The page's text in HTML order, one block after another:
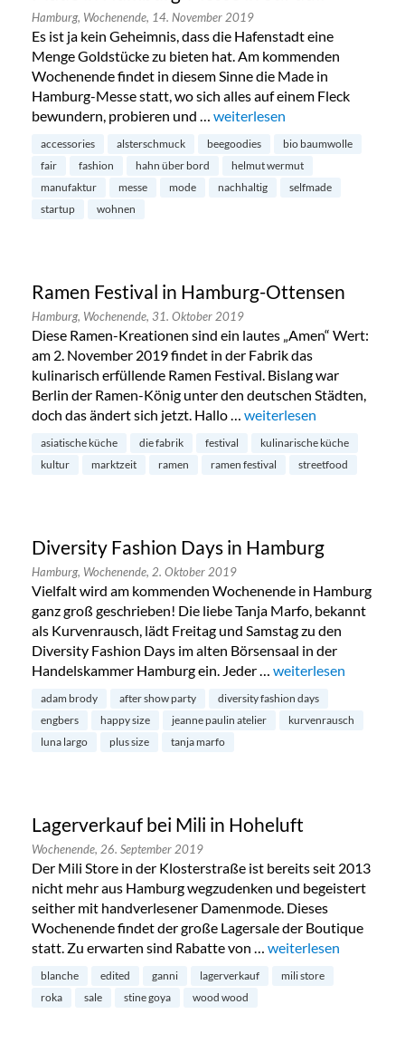
Hamburg, Wochenende, 14. November 2019
Es ist ja kein Geheimnis, dass die Hafenstadt eine
Menge Goldstücke zu bieten hat. Am kommenden
Wochenende findet in diesem Sinne die Made in
Hamburg-Messe statt, wo sich alles auf einem Fleck
bewundern, probieren und … „Made in Hamburg-Messe in
weiterlesen
accessories alsterschmuck beegoodies
bio baumwolle
fair
fashion hahn über bord
helmut wermut
manufaktur
messe mode nachhaltig
selfmade
startup
wohnen
Ramen Festival in Hamburg-Ottensen
Hamburg, Wochenende, 31. Oktober 2019
Diese Ramen-Kreationen sind ein lautes „Amen“ Wert:
am 2. November 2019 findet in der Fabrik das
kulinarisch erfüllende Ramen Festival. Bislang war
Berlin der Ramen-König unter den deutschen Städten,
doch das ändert sich jetzt. Hallo … „Ramen Festival in
weiterlesen
asiatische küche die fabrik festival
kulinarische küche
kultur
marktzeit ramen ramen festival streetfood
Diversity Fashion Days in Hamburg
Hamburg, Wochenende, 2. Oktober 2019
Vielfalt wird am kommenden Wochenende in Hamburg
ganz groß geschrieben! Die liebe Tanja Marfo, bekannt
als Kurvenrausch, lädt Freitag und Samstag zu den
Diversity Fashion Days im alten Börsensaal in der
Handelskammer Hamburg ein. Jeder … „Diversity Fashion
weiterlesen
adam brody after show party
diversity fashion days
engbers
happy size jeanne paulin atelier
kurvenrausch
luna largo
plus size tanja marfo
Lagerverkauf bei Mili in Hoheluft
Wochenende, 26. September 2019
Der Mili Store in der Klosterstraße ist bereits seit 2013
nicht mehr aus Hamburg wegzudenken und begeistert
seither mit handverlesener Damenmode. Dieses
Wochenende findet der große Lagersale der Boutique
statt. Zu erwarten sind Rabatte von … „Lagerverkauf bei
weiterlesen
blanche edited ganni lagerverkauf
mili store
roka
sale stine goya wood wood